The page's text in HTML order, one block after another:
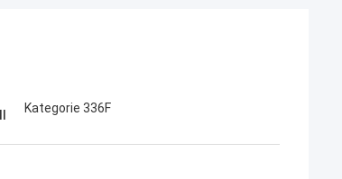
und freundliche Beratung, schnelle
wieder bestellen, wenn ich es brauche.
Kategorie 336F